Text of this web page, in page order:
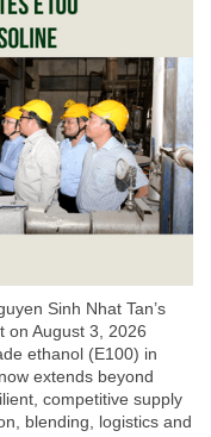
Sinh Nhat Tan’s
on August 3, 2026
ethanol (E100) in
extends beyond
competitive supply
blending, logistics and